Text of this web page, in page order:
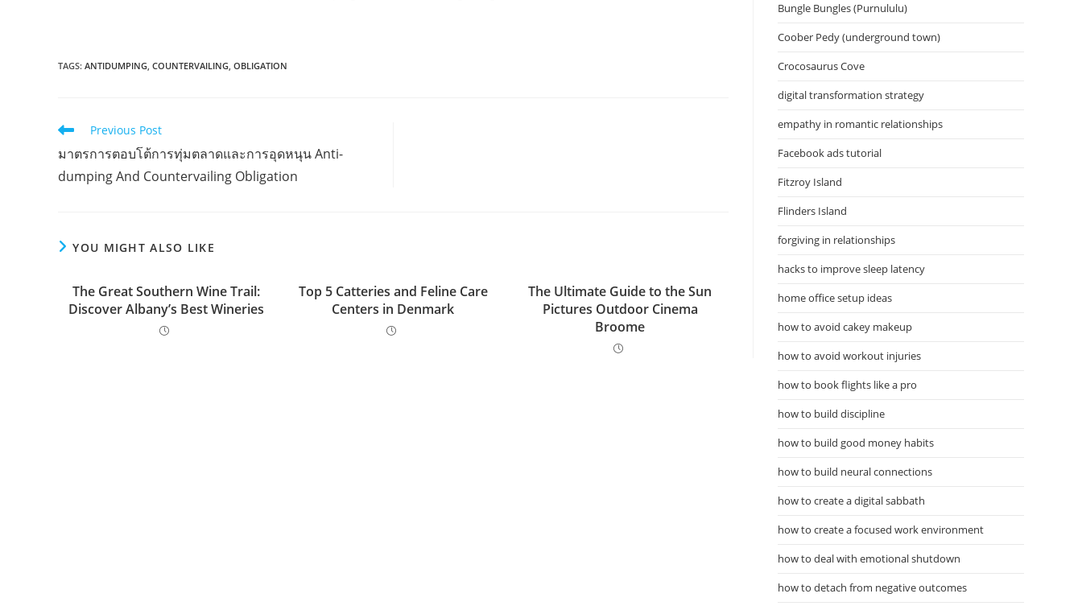
TAGS: ANTIDUMPING, COUNTERVAILING, OBLIGATION
Read
articles
Previous Post
มาตรการตอบโต้การทุ่มตลาดและการอุดหนุน Anti-
dumping And Countervailing Obligation
YOU MIGHT ALSO LIKE
The Great Southern Wine Trail:
Discover Albany’s Best Wineries
Top 5 Catteries and Feline Care
Centers in Denmark
The Ultimate Guide to the Sun
Pictures Outdoor Cinema
Broome
Bungle Bungles (Purnululu)
Coober Pedy (underground town)
Crocosaurus Cove
digital transformation strategy
empathy in romantic relationships
Facebook ads tutorial
Fitzroy Island
Flinders Island
forgiving in relationships
hacks to improve sleep latency
home office setup ideas
how to avoid cakey makeup
how to avoid workout injuries
how to book flights like a pro
how to build discipline
how to build good money habits
how to build neural connections
how to create a digital sabbath
how to create a focused work environment
how to deal with emotional shutdown
how to detach from negative outcomes